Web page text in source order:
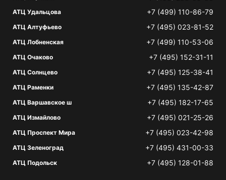
АТЦ Удальцова +7 (499) 110-86-79
АТЦ Алтуфьево +7 (495) 023-81-52
АТЦ Лобненская +7 (499) 110-53-06
АТЦ Очаково +7 (495) 152-31-11
АТЦ Солнцево +7 (495) 125-38-41
АТЦ Раменки +7 (495) 135-42-87
АТЦ Варшавское ш +7 (495) 182-17-65
АТЦ Измайлово +7 (495) 021-25-26
АТЦ Проспект Мира +7 (495) 023-42-98
АТЦ Зеленоград +7 (495) 431-00-33
АТЦ Подольск +7 (495) 128-01-88